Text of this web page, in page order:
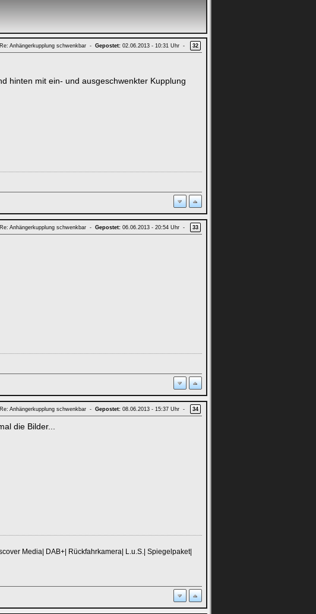
Re: Anhängerkupplung schwenkbar - Gepostet: 02.06.2013 - 10:31 Uhr - 32
hinten mit ein- und ausgeschwenkter Kupplung
Re: Anhängerkupplung schwenkbar - Gepostet: 06.06.2013 - 20:54 Uhr - 33
Re: Anhängerkupplung schwenkbar - Gepostet: 08.06.2013 - 15:37 Uhr - 34
die Bilder...
Media| DAB+| Rückfahrkamera| L.u.S.| Spiegelpaket|